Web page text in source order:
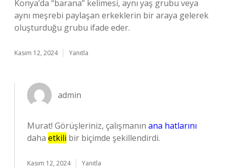
Konya’da “barana” kelimesi, aynı yaş grubu veya
aynı meşrebi paylaşan erkeklerin bir araya gelerek
oluşturduğu grubu ifade eder.
Kasım 12, 2024 Yanıtla
admin
Murat! Görüşleriniz, çalışmanın ana hatlarını
daha etkili bir biçimde şekillendirdi.
Kasım 12, 2024 Yanıtla